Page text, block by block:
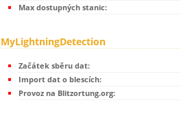
Max dostupných stanic:
MyLightningDetection
Začátek sběru dat:
Import dat o blescích:
Provoz na Blitzortung.org: